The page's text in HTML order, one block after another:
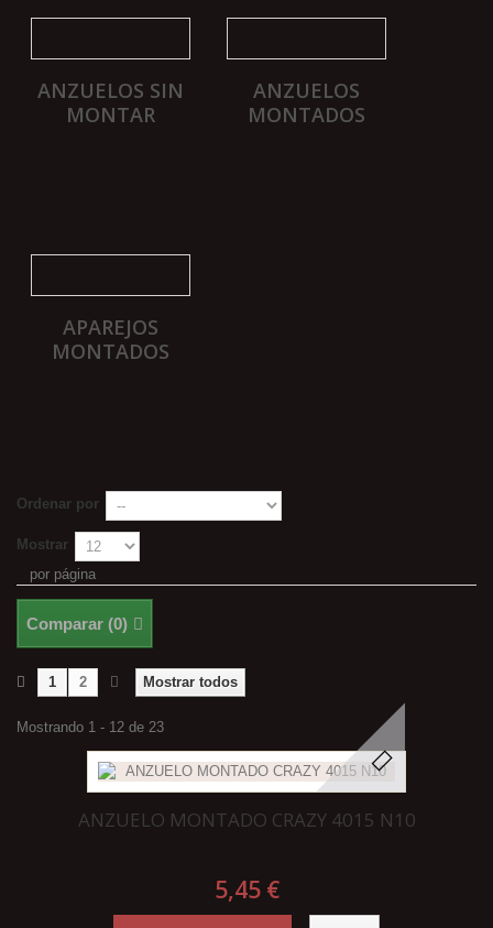
ANZUELOS SIN
MONTAR
ANZUELOS
MONTADOS
APAREJOS
MONTADOS
Ordenar por
Mostrar
por página
Comparar (0)
Mostrar todos
1 2
Mostrando 1 - 12 de 23
ANZUELO MONTADO CRAZY 4015 N10
5,45 €